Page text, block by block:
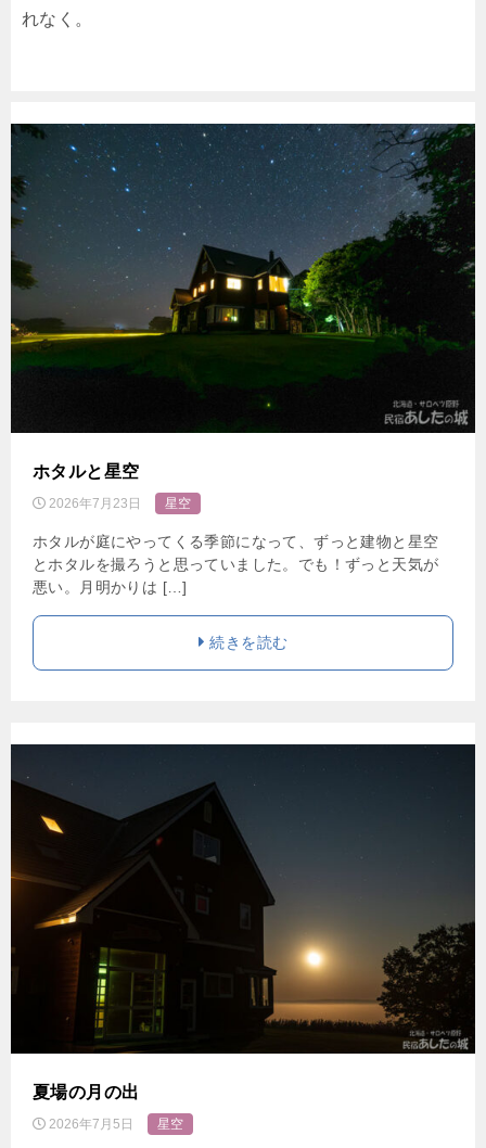
れなく。
ホタルと星空
2026年7月23日 星空
ホタルが庭にやってくる季節になって、ずっと建物と星空
とホタルを撮ろうと思っていました。でも！ずっと天気が
悪い。月明かりは […]
続きを読む
夏場の月の出
2026年7月5日 星空